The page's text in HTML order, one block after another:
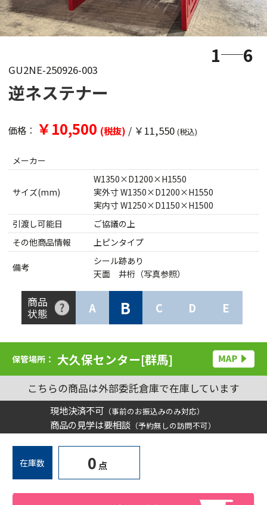
1 6
GU2NE-250926-003
逆ネステナー
価格： ￥10,500 (税抜) / ￥11,550 (税込)
メーカー
サイズ(mm)
W1350×D1200×H1550
実外寸 W1350×D1200×H1550
実内寸 W1250×D1150×H1500
引渡し可能日
ご協議の上
その他商品情報
上ピンタイプ
備考
シール跡あり
天面 井桁（写真参照）
商品
状態
A B C D E
保管場所： 大久保センター[群馬]
こちらの商品は外部委託倉庫で在庫しています
現地決済不可 （事前のお振込みのみ対応）
商品の見学は要相談 （予約無しの訪問不可）
在庫数 0 点